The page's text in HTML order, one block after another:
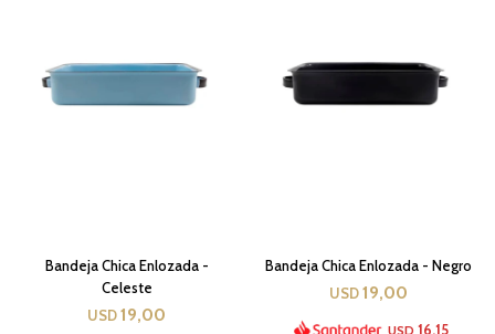
Bandeja Chica Enlozada -
Celeste
USD 19,00
Bandeja Chica Enlozada - Negro
USD 19,00
16,15